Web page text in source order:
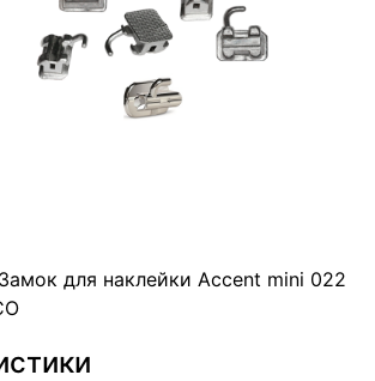
для наклейки Accent mini 022